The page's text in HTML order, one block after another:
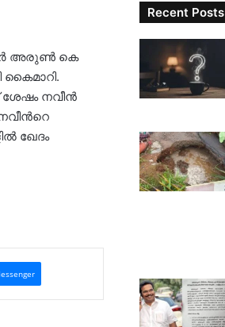
അരുണ്‍ കെ
കൈമാറി.
ശേഷം നവീൻ
ഖേദം
Recent Posts